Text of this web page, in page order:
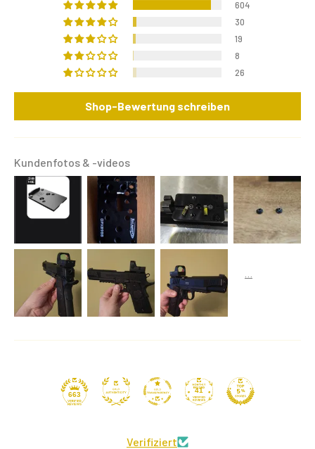
604
30
19
8
26
Shop-Bewertung schreiben
Kundenfotos & -videos
663
41
Verifiziert